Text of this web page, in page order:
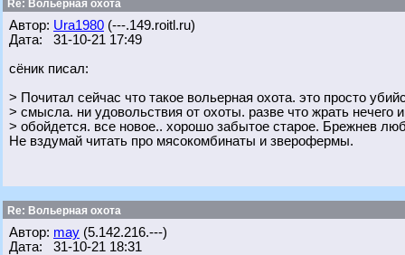
Re: Вольерная охота
Автор: Ura1980 (---.149.roitl.ru)
Дата: 31-10-21 17:49
сёник писал:
> Почитал сейчас что такое вольерная охота. это просто
> смысла. ни удовольствия от охоты. разве что жрать нечего и
> обойдется. все новое.. хорошо забытое старое. Брежнев
Не вздумай читать про мясокомбинаты и зверофермы.
Re: Вольерная охота
Автор: may (5.142.216.---)
Дата: 31-10-21 18:31